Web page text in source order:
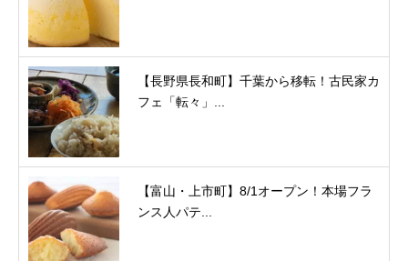
【長野県長和町】千葉から移転！古民家カ
フェ「転々」...
【富山・上市町】8/1オープン！本場フラ
ンス人パテ...